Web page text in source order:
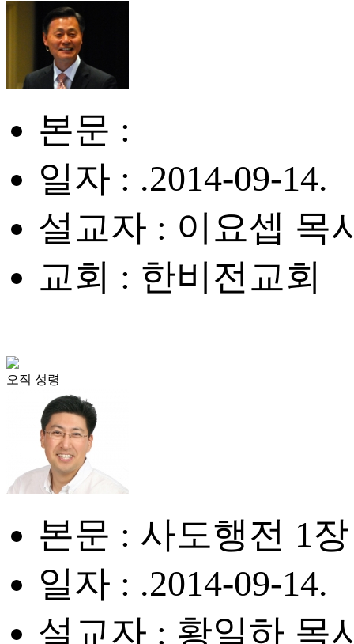
본문 :
일자 : .2014-09-14.
설교자 : 이요셉 목
교회 : 한비전교회
오직 성령
본문 : 사도행전 1
일자 : .2014-09-14.
설교자 : 황일하 목